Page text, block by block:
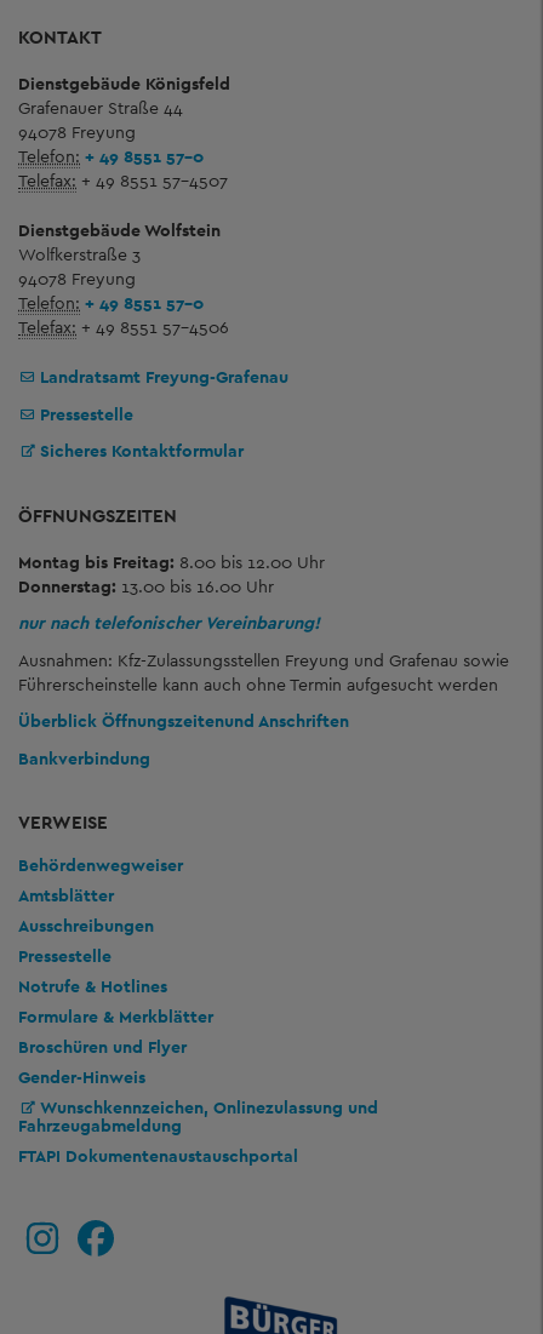
KONTAKT
Dienstgebäude Königsfeld
Grafenauer Straße 44
94078 Freyung
Telefon: + 49 8551 57-0
Telefax: + 49 8551 57-4507
Dienstgebäude Wolfstein
Wolfkerstraße 3
94078 Freyung
Telefon: + 49 8551 57-0
Telefax: + 49 8551 57-4506
Landratsamt Freyung-Grafenau
Pressestelle
Sicheres Kontaktformular
ÖFFNUNGSZEITEN
Montag bis Freitag: 8.00 bis 12.00 Uhr
Donnerstag: 13.00 bis 16.00 Uhr
nur nach telefonischer Vereinbarung!
Ausnahmen: Kfz-Zulassungsstellen Freyung und Grafenau sowie
Führerscheinstelle kann auch ohne Termin aufgesucht werden
Überblick Öffnungszeitenund Anschriften
Bankverbindung
VERWEISE
Behördenwegweiser
Amtsblätter
Ausschreibungen
Pressestelle
Notrufe & Hotlines
Formulare & Merkblätter
Broschüren und Flyer
Gender-Hinweis
Wunschkennzeichen, Onlinezulassung und
Fahrzeugabmeldung
FTAPI Dokumentenaustauschportal